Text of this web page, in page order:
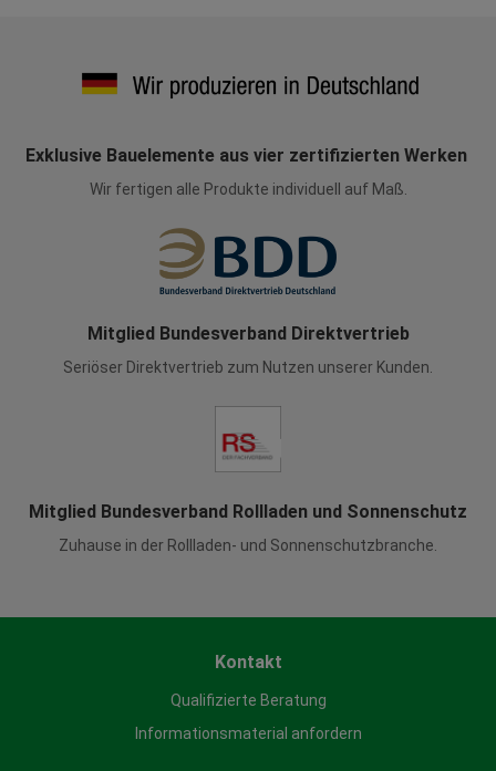
Exklusive Bauelemente aus vier zertifizierten Werken
Wir fertigen alle Produkte individuell auf Maß.
Mitglied Bundesverband Direktvertrieb
Seriöser Direktvertrieb zum Nutzen unserer Kunden.
Mitglied Bundesverband Rollladen und Sonnenschutz
Zuhause in der Rollladen- und Sonnenschutzbranche.
Kontakt
Qualifizierte Beratung
Informationsmaterial anfordern